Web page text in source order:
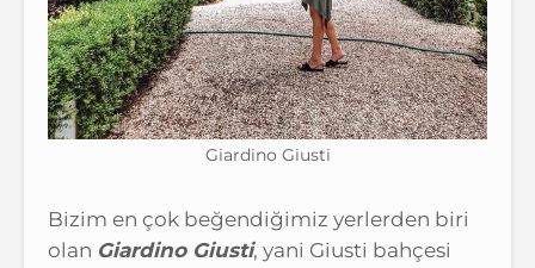
Giardino Giusti
Bizim en çok beğendiğimiz yerlerden biri
olan Giardino Giusti, yani Giusti bahçesi